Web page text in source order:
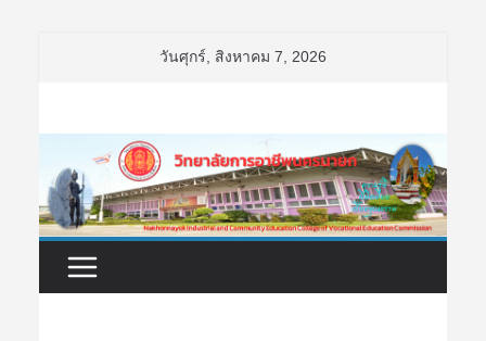
วันศุกร์, สิงหาคม 7, 2026